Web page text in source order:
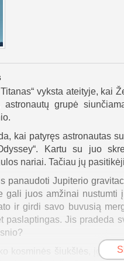
Titanas“ vyksta ateityje, kai
astronautų grupė
kai patyręs astronautas
Kartu su juo
nariai. Tačiau jų
panaudoti Jupiterio
gali juos amžinai nustumti
ir girdi savo buvusią
paslaptingas. Jis pradeda
kosminės šiukšlės, įgula